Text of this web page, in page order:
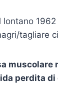
tagliare
muscolare
perdita di